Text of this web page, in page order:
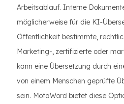
Arbeitsablauf. Interne
möglicherweise für die KI-
Öffentlichkeit bestimmte,
Marketing-, zertifizierte oder
kann eine Übersetzung durch
von einem Menschen geprüfte
sein. MotaWord bietet diese